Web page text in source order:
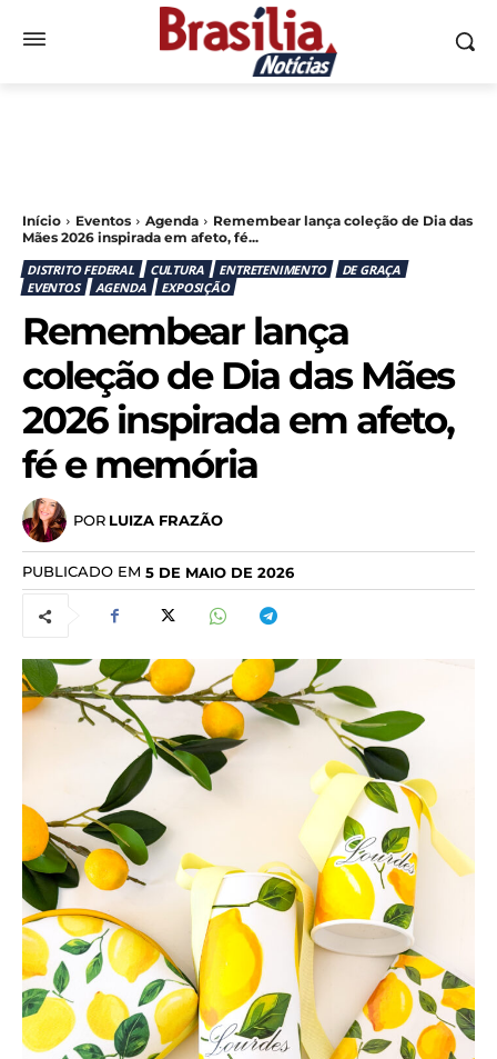
Início Eventos Agenda
Remembear lança coleção de Dia das
Mães 2026 inspirada em afeto, fé...
DISTRITO FEDERAL
CULTURA ENTRETENIMENTO
DE GRAÇA
EVENTOS
AGENDA EXPOSIÇÃO
Remembear lança
coleção de Dia das Mães
2026 inspirada em afeto,
fé e memória
POR LUIZA FRAZÃO
PUBLICADO EM 5 DE MAIO DE 2026